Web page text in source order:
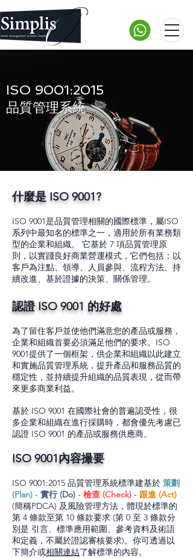
ISO 9001:2015
​品質管理系統
​​什麼是 ISO 9001?
ISO 9001是品質管理相關的國際標準，屬ISO
系列中最知名的標準之一，適用於所有業務類
型的企業和組織。 它基於 7 項品質管理原
則，以實踐良好商業營運模式，它們包括：以
客戶為注點、領導、人員參與、流程方法、持
續改進、基於證據的決策、關係管理。
認證 ISO 9001 的好處
為了留住客戶並使他們滿意您的產品或服務，
企業和組織首要必須滿足他們的要求。ISO
9001提供了一個框架，供企業和組織以此建立
和實施品質管理系統，提升產品和服務品質的
穩定性，並持續提升組織的品質表現，從而帶
來更多商業利益。
基於 ISO 9001 在國際社會的普遍認受性，很
多企業和組織在進行採購時，都會優先考慮已
認證 ISO 9001 的產品或服務供應商。
ISO 9001內容撮要
​ISO 9001:2015 品質管理系統標準建基於 策劃
(Plan) - 實行 (Do) - 檢查 (Check) - 跟進 (Act)
(簡稱PDCA) 及風險管理方法，體現於標準的
第 4 條款至第 10 條款要求 (第 0 至 3 條款分
別是 引言、標準應用範圍、參考資料及術語
和定義，不屬於證認審核要求)。你可透過以
下簡介或相關連結了解標準的內容。